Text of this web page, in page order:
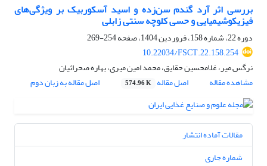
بررسی اثر آرد گندم سن‌زده و اسید آسکوربیک بر ویژگی‌های
فیزیکوشیمیایی و حسی کلوچه سنتی زابلی
دوره 22، شماره 158، فروردین 1404، صفحه
254-269
10.22034/FSCT.22.158.254
نرگس میر، غلامحسین حقایق، محمد امین میری، بهاره صحرائیان
مشاهده مقاله
اصل مقاله 574.96 K اصل مقاله به زبان دوم
مقالات آماده انتشار
شماره جاری